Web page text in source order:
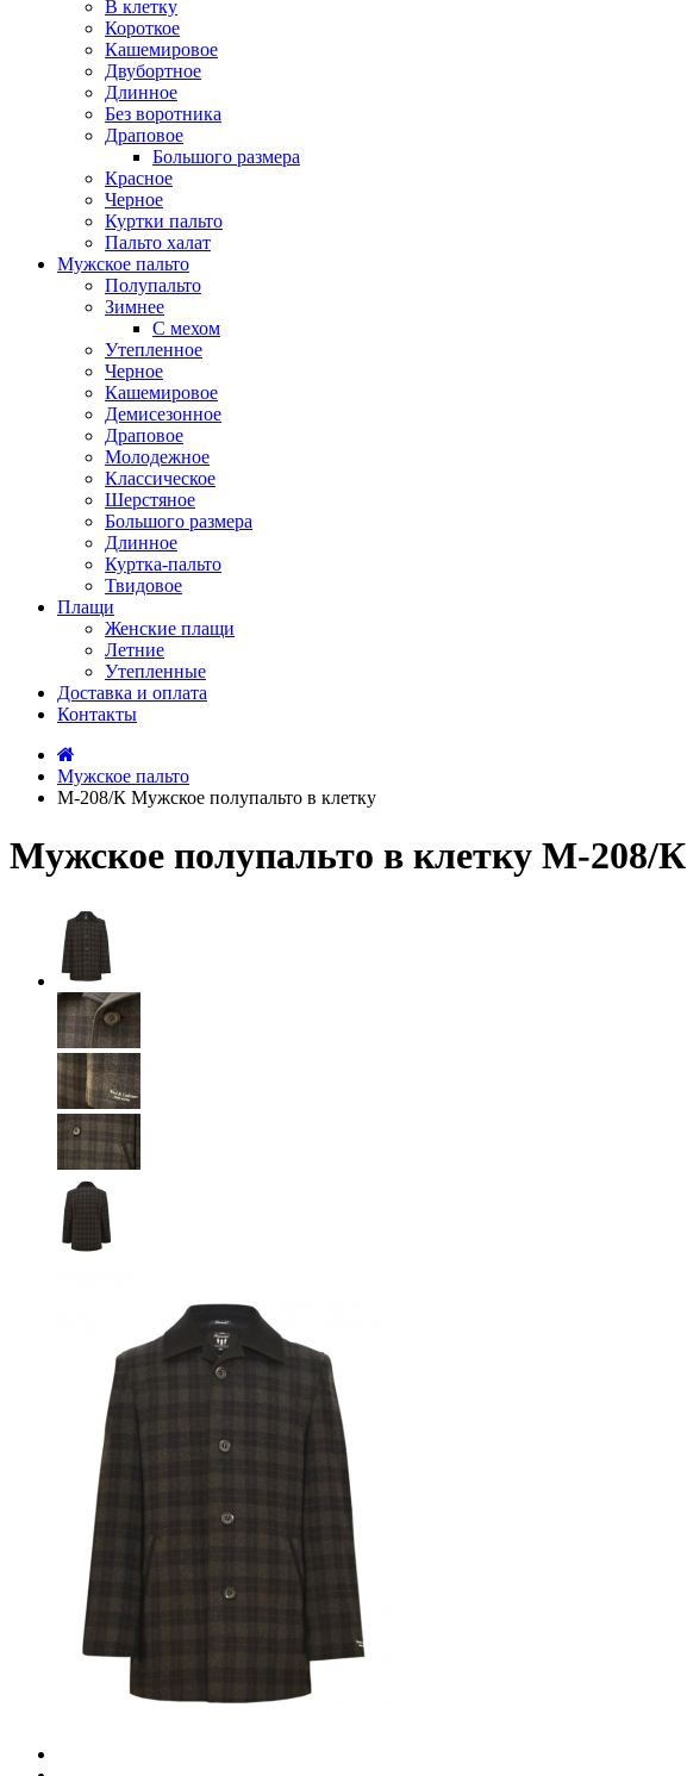
В клетку
Короткое
Кашемировое
Двубортное
Длинное
Без воротника
Драповое
Большого размера
Красное
Черное
Куртки пальто
Пальто халат
Мужское пальто
Полупальто
Зимнее
С мехом
Утепленное
Черное
Кашемировое
Демисезонное
Драповое
Молодежное
Классическое
Шерстяное
Большого размера
Длинное
Куртка-пальто
Твидовое
Плащи
Женские плащи
Летние
Утепленные
Доставка и оплата
Контакты
Мужское пальто
М-208/К Мужское полупальто в клетку
Мужское полупальто в клетку М-208/К